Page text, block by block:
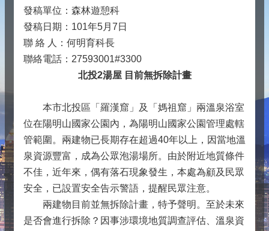
發稿單位：森林遊憩科
發稿日期：101年5月7日
聯 絡 人：何明育科長
聯絡電話：27593001#3300
北投2湯屋 目前無拆除計畫
本市北投區「羅漢窟」及「媽祖窟」兩溫泉浴室
位在陽明山國家公園內，為陽明山國家公園管理處轄
管範圍。兩建物已長期存在超過40年以上，因當地溫
泉資源豐富，成為公眾泡湯場所。由於附近地質條件
不佳，近年來，偶有落石現象發生，本處為顧及民眾
安全，已設置安全告示警語，提醒民眾注意。
兩建物目前並無拆除計畫，特予聲明。至於未來
是否會進行拆除？因事涉環境地質調查評估、溫泉資